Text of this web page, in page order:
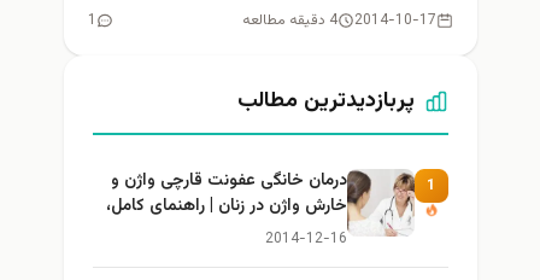
2014-10-17 4 دقیقه مطالعه 1
پربازدیدترین مطالب
1
درمان خانگی عفونت قارچی واژن و
خارش واژن در زنان | راهنمای کامل،
ایمن و کاربردی
2014-12-16